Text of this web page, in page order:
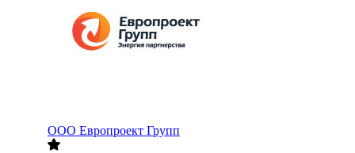
ООО Европроект Групп